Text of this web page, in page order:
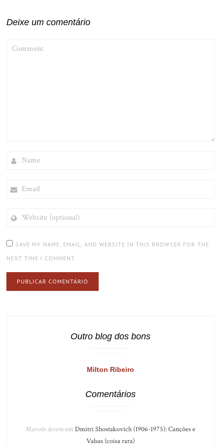
Deixe um comentário
(OPTIONAL)
SAVE MY NAME, EMAIL, AND WEBSITE IN THIS BROWSER FOR THE
NEXT TIME I COMMENT.
Outro blog dos bons
Milton Ribeiro
Comentários
Marcelo devotoem Dmitri Shostakovich (1906-1975): Canções e
Valsas (coisa rara)